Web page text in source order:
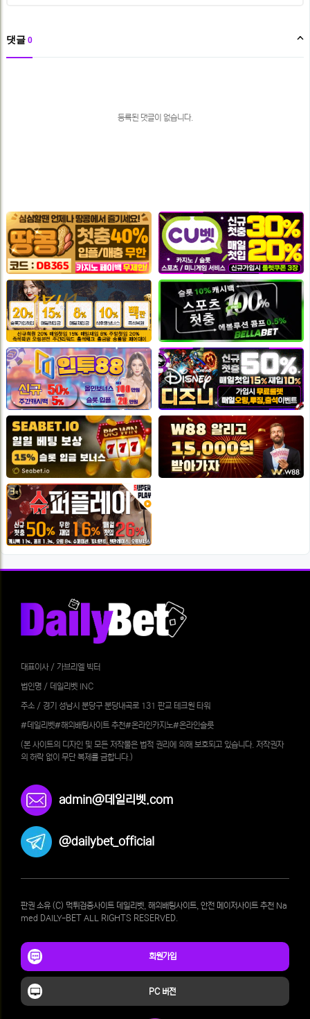
댓글 0
등록된 댓글이 없습니다.
대표이사 / 가브리엘 빅터
법인명 / 데일리벳 INC
주소 / 경기 성남시 분당구 분당내곡로 131 판교 테크원 타워
#데일리벳#해외배팅사이트 추천#온라인카지노#온라인슬롯
(본 사이트의 디자인 및 모든 저작물은 법적 권리에 의해 보호되고 있습니다. 저작권자
의 허락 없이 무단 복제를 금합니다.)
admin@데일리벳.com
@dailybet_official
판권 소유 (C) 먹튀검증사이트 데일리벳, 해외배팅사이트, 안전 메이저사이트 추천 Na
med DAILY-BET ALL RIGHTS RESERVED.
회원가입
PC 버전